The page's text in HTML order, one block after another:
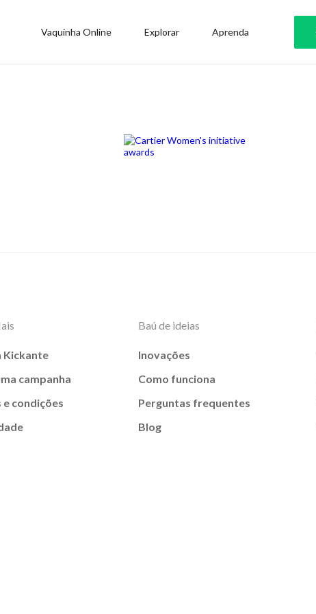
Vaquinha Online Explorar Aprenda
Kickante
campanha
e condições
Baú de ideias
Inovações
Como funciona
Perguntas frequentes
Blog